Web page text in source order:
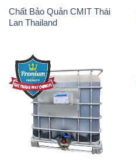
Chất Bảo Quản CMIT Thái
Lan Thailand